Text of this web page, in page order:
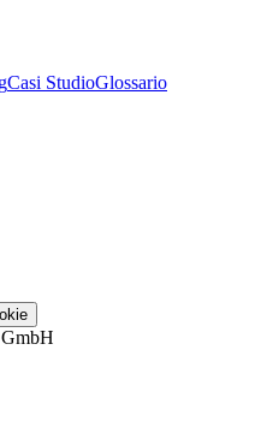
Casi StudioGlossario